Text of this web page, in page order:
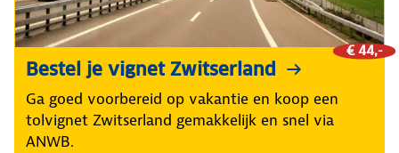
€ 44,-
Bestel je vignet Zwitserland
Ga goed voorbereid op vakantie en koop een
tolvignet Zwitserland gemakkelijk en snel via
ANWB.